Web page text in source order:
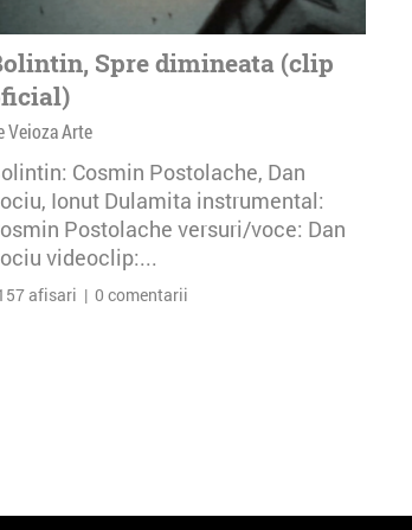
Spre dimineata (clip
Veioza Arte
Cosmin Postolache, Dan
Ionut Dulamita instrumental:
Postolache versuri/voce: Dan
videoclip:...
afisari | 0 comentarii